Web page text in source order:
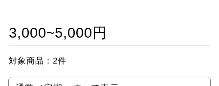
3,000~5,000円
対象商品： 2件